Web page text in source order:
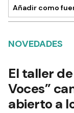
Añadir como
NOVEDADES
El taller
Voces”
abierto a